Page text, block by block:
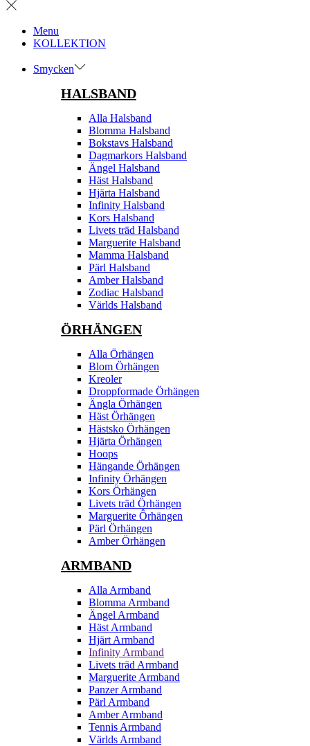
Menu
KOLLEKTION
Smycken
HALSBAND
Alla Halsband
Blomma Halsband
Bokstavs Halsband
Dagmarkors Halsband
Ängel Halsband
Häst Halsband
Hjärta Halsband
Infinity Halsband
Kors Halsband
Livets träd Halsband
Marguerite Halsband
Mamma Halsband
Pärl Halsband
Amber Halsband
Zodiac Halsband
Världs Halsband
ÖRHÄNGEN
Alla Örhängen
Blom Örhängen
Kreoler
Droppformade Örhängen
Ängla Örhängen
Häst Örhängen
Hästsko Örhängen
Hjärta Örhängen
Hoops
Hängande Örhängen
Infinity Örhängen
Kors Örhängen
Livets träd Örhängen
Marguerite Ôrhängen
Pärl Örhängen
Amber Örhängen
ARMBAND
Alla Armband
Blomma Armband
Ängel Armband
Häst Armband
Hjärt Armband
Infinity Armband
Livets träd Armband
Marguerite Armband
Panzer Armband
Pärl Armband
Amber Armband
Tennis Armband
Världs Armband